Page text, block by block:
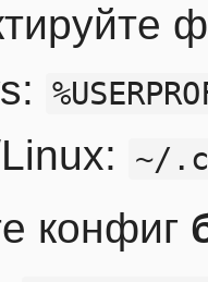
~/
конфиг